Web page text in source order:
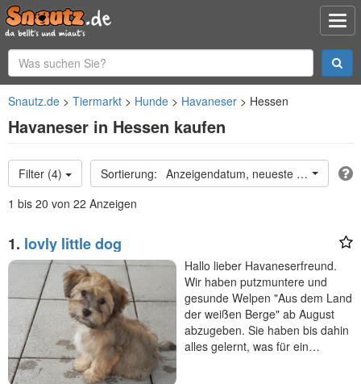
Snautz.de Tiermarkt Hunde Havaneser Hessen
Havaneser in Hessen kaufen
Filter (4)
Anzeigendatum, neueste oben
1 bis 20 von 22 Anzeigen
1. lovly little dog
Hallo lieber Havaneserfreund.
Wir haben putzmuntere und
gesunde Welpen "Aus dem Land
der weißen Berge" ab August
abzugeben. Sie haben bis dahin
alles gelernt, was für ein…